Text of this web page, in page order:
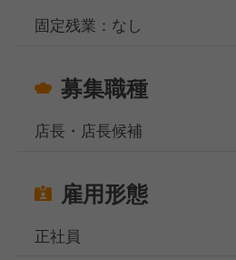
固定残業：なし
募集職種
店長・店長候補
雇用形態
正社員